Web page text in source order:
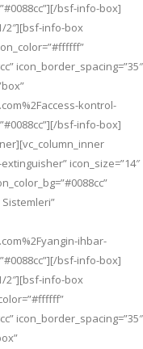
bsf-info-box]
2″][bsf-info-box
icon_border_spacing=”35″
kontrol-
bsf-info-box]
icon_size=”14″
Sistemleri”
ihbar-
bsf-info-box]
2″][bsf-info-box
icon_border_spacing=”35″